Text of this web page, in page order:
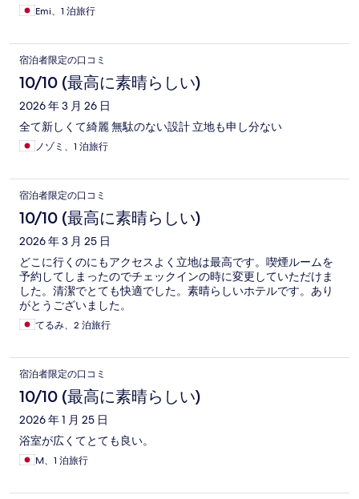
Emi、1 泊旅行
宿泊者限定の口コミ
10/10 (最高に素晴らしい)
2026 年 3 月 26 日
全て新しくて綺麗 無駄のない設計 立地も申し分ない
ノゾミ、1 泊旅行
宿泊者限定の口コミ
10/10 (最高に素晴らしい)
2026 年 3 月 25 日
どこに行くのにもアクセスよく立地は最高です。喫煙ルームを
予約してしまったのでチェックインの時に変更していただけま
した。清潔でとても快適でした。素晴らしいホテルです。あり
がとうございました。
てるみ、2 泊旅行
宿泊者限定の口コミ
10/10 (最高に素晴らしい)
2026 年 1 月 25 日
浴室が広くてとても良い。
M、1 泊旅行